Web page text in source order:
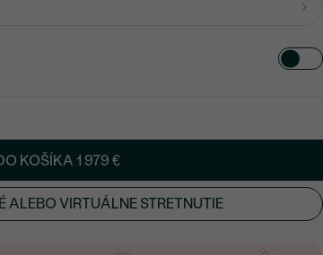
KOŠÍKA1 979 €
ALEBO VIRTUÁLNE STRETNUTIE